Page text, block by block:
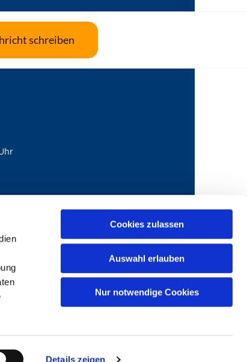
Details zeigen
Cookies zulassen
Auswahl erlauben
Nur notwendige Cookies
schreiben
mail@bernhard-lichtenberg.berlin